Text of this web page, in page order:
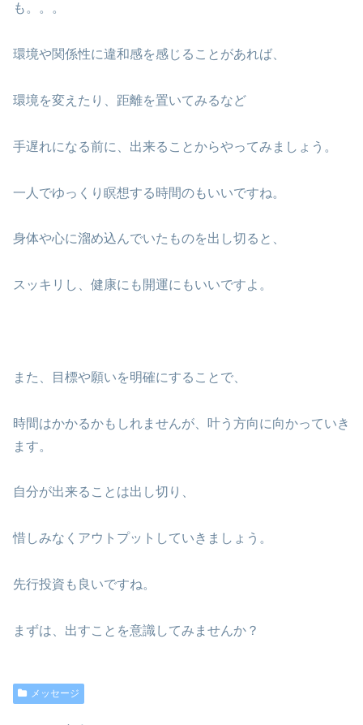
も。。。
環境や関係性に違和感を感じることがあれば、
環境を変えたり、距離を置いてみるなど
手遅れになる前に、出来ることからやってみましょう。
一人でゆっくり瞑想する時間のもいいですね。
身体や心に溜め込んでいたものを出し切ると、
スッキリし、健康にも開運にもいいですよ。
また、目標や願いを明確にすることで、
時間はかかるかもしれませんが、叶う方向に向かっていき
ます。
自分が出来ることは出し切り、
惜しみなくアウトプットしていきましょう。
先行投資も良いですね。
まずは、出すことを意識してみませんか？
メッセージ